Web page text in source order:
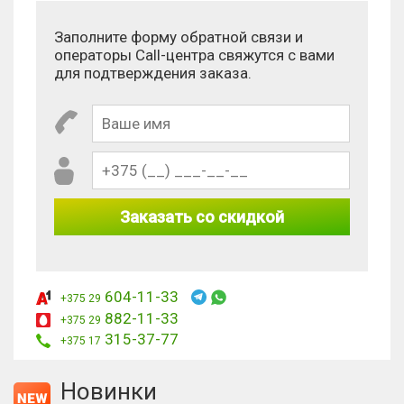
Заполните форму обратной связи и
операторы Call-центра свяжутся с вами
для подтверждения заказа.
Заказать со скидкой
+375 29 604-11-33
+375 29 882-11-33
+375 17 315-37-77
Новинки